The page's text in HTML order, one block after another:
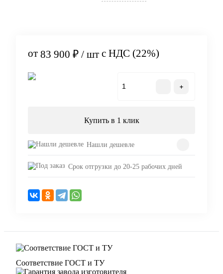
от 83 900 ₽ / шт с НДС (22%)
Купить в 1 клик
Нашли дешевле
Срок отгрузки до 20-25 рабочих дней
Соответствие ГОСТ и ТУ